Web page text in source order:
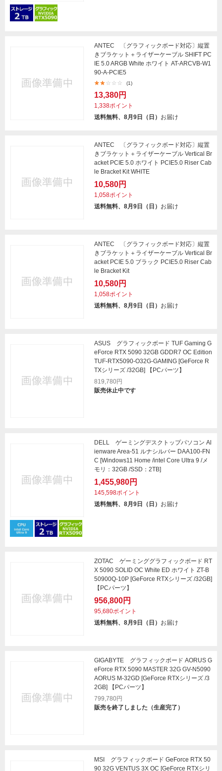
ANTEC 〔グラフィックボード対応〕縦置
きブラケット＋ライザーケーブル SHIFT PC
IE 5.0 ARGB White ホワイト AT-ARCVB-W1
90-A-PCIE5
(1)
13,380円
1,338ポイント
送料無料、8月9日（日） お届け
ANTEC 〔グラフィックボード対応〕縦置
きブラケット＋ライザーケーブル Vertical Br
acket PCIE 5.0 ホワイト PCIE5.0 Riser Cab
le Bracket Kit WHITE
10,580円
1,058ポイント
送料無料、8月9日（日） お届け
ANTEC 〔グラフィックボード対応〕縦置
きブラケット＋ライザーケーブル Vertical Br
acket PCIE 5.0 ブラック PCIE5.0 Riser Cab
le Bracket Kit
10,580円
1,058ポイント
送料無料、8月9日（日） お届け
ASUS グラフィックボード TUF Gaming G
eForce RTX 5090 32GB GDDR7 OC Edition
TUF-RTX5090-O32G-GAMING [GeForce R
TXシリーズ /32GB] 【PCパーツ】
819,780円
販売休止中です
DELL ゲーミングデスクトップパソコン Al
ienware Area-51 ルナシルバー DAA100-FN
C [Windows11 Home /intel Core Ultra 9 /メ
モリ：32GB /SSD：2TB]
1,455,980円
145,598ポイント
送料無料、8月9日（日） お届け
ZOTAC ゲーミンググラフィックボード RT
X 5090 SOLID OC White ED ホワイト ZT-B
50900Q-10P [GeForce RTXシリーズ /32GB]
【PCパーツ】
956,800円
95,680ポイント
送料無料、8月9日（日） お届け
GIGABYTE グラフィックボード AORUS G
eForce RTX 5090 MASTER 32G GV-N5090
AORUS M-32GD [GeForce RTXシリーズ /3
2GB] 【PCパーツ】
799,780円
販売を終了しました（生産完了）
MSI グラフィックボード GeForce RTX 50
90 32G VENTUS 3X OC [GeForce RTXシリ